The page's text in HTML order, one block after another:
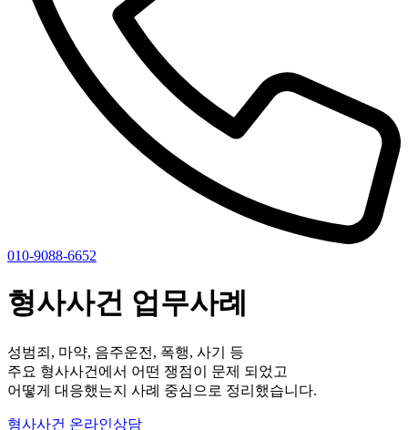
010-9088-6652
형사사건 업무사례
성범죄, 마약, 음주운전, 폭행, 사기 등
주요 형사사건에서 어떤 쟁점이 문제 되었고
어떻게 대응했는지 사례 중심으로 정리했습니다.
형사사건 온라인상담